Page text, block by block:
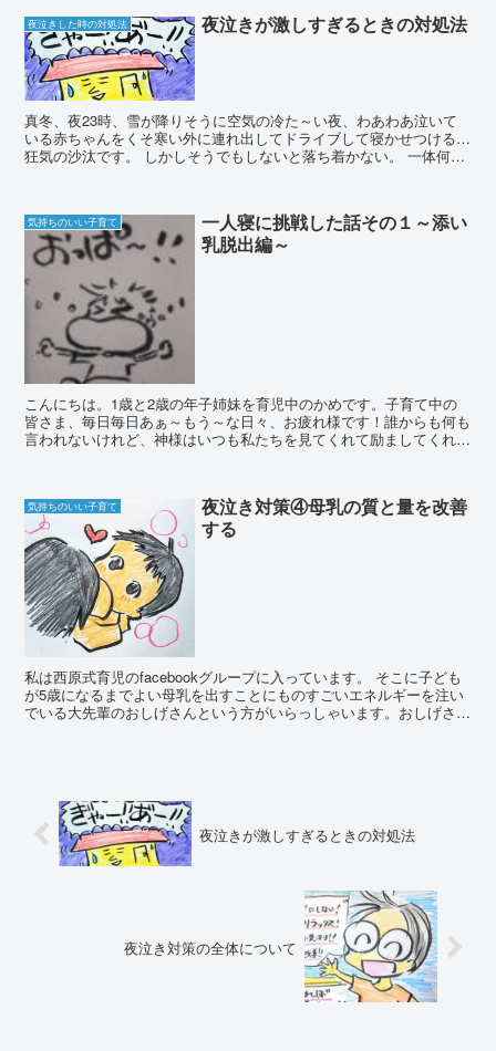
夜泣きした時の対処法 夜泣きが激しすぎるときの対処法
真冬、夜23時、雪が降りそうに空気の冷た～い夜、わあわあ泣いて
いる赤ちゃんをくそ寒い外に連れ出してドライブして寝かせつける…
狂気の沙汰です。 しかしそうでもしないと落ち着かない。 一体何百
気持ちのいい子育て
一人寝に挑戦した話その１～添い
乳脱出編～
こんにちは。1歳と2歳の年子姉妹を育児中のかめです。子育て中の
皆さま、毎日毎日あぁ～もう～な日々、お疲れ様です！誰からも何も
言われないけれど、神様はいつも私たちを見てくれて励ましてくれて
気持ちのいい子育て
夜泣き対策④母乳の質と量を改善
する
私は西原式育児のfacebookグループに入っています。 そこに子ども
が5歳になるまでよい母乳を出すことにものすごいエネルギーを注い
でいる大先輩のおしげさんという方がいらっしゃいます。おしげさん
夜泣きが激しすぎるときの対処法
夜泣き対策の全体について